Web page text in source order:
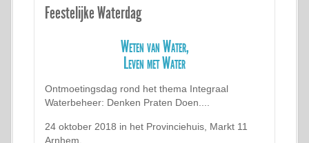
Feestelijke Waterdag
Weten van Water,
Leven met Water
Ontmoetingsdag rond het thema Integraal
Waterbeheer: Denken Praten Doen....
24 oktober 2018 in het Provinciehuis, Markt 11
Arnhem.